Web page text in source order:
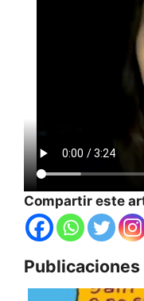
Compartir este
Publicaciones